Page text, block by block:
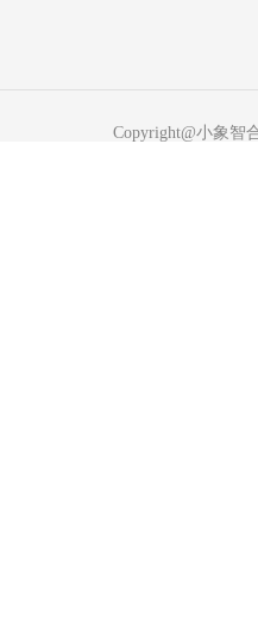
Copyright@小象智